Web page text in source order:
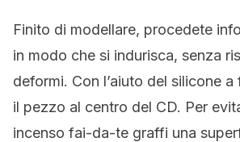
Finito di modellare, procedete
in modo che si indurisca, senza
deformi. Con l’aiuto del silicone
il pezzo al centro del CD. Per
incenso fai-da-te graffi una